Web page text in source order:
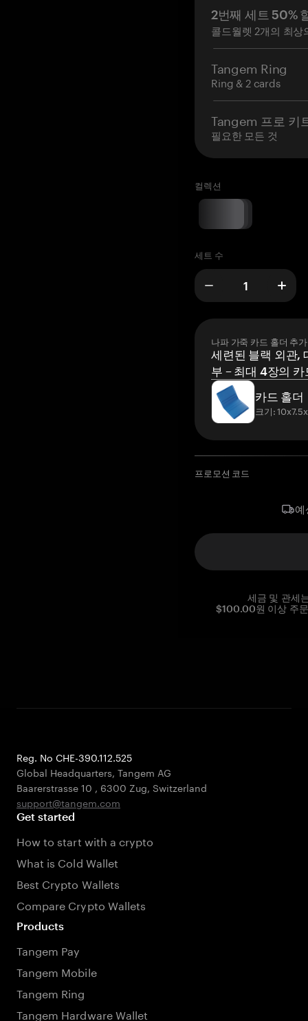
2번째 세트 50%
콜드월렛 2개의 최상
Tangem Ring
Ring & 2 cards
Tangem 프로 키
필요한 모든 것
컬렉션
세트 수
나파 가죽 카드 홀더 추가
세련된 블랙 외관,
부 – 최대 4장의
카드 홀더
크기:
프로모션 코드
예
세금 및 관세
$100.00원 이상 주
Reg. No CHE-390.112.525
Global Headquarters, Tangem AG
Baarerstrasse 10 , 6300 Zug, Switzerland
support@tangem.com
Get started
How to start with a crypto
What is Cold Wallet
Best Crypto Wallets
Compare Crypto Wallets
Products
Tangem Pay
Tangem Mobile
Tangem Ring
Tangem Hardware Wallet